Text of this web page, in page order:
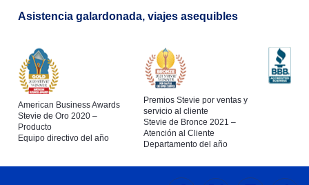
Asistencia galardonada, viajes asequibles
American Business Awards
Stevie de Oro 2020 –
Producto
Equipo directivo del año
Premios Stevie por ventas y
servicio al cliente
Stevie de Bronce 2021 –
Atención al Cliente
Departamento del año